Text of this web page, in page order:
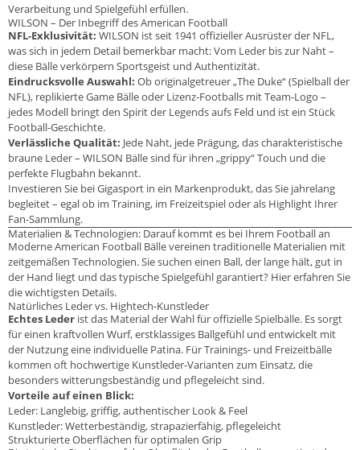
Verarbeitung und Spielgefühl erfüllen.
WILSON – Der Inbegriff des American Football
NFL-Exklusivität: WILSON ist seit 1941 offizieller Ausrüster der NFL,
was sich in jedem Detail bemerkbar macht: Vom Leder bis zur Naht –
diese Bälle verkörpern Sportsgeist und Authentizität.
Eindrucksvolle Auswahl: Ob originalgetreuer „The Duke“ (Spielball der
NFL), replikierte Game Bälle oder Lizenz-Footballs mit Team-Logo –
jedes Modell bringt den Spirit der Legends aufs Feld und ist ein Stück
Football-Geschichte.
Verlässliche Qualität: Jede Naht, jede Prägung, das charakteristische
braune Leder – WILSON Bälle sind für ihren „grippy“ Touch und die
perfekte Flugbahn bekannt.
Investieren Sie bei Gigasport in ein Markenprodukt, das Sie jahrelang
begleitet – egal ob im Training, im Freizeitspiel oder als Highlight Ihrer
Fan-Sammlung.
Materialien & Technologien: Darauf kommt es bei Ihrem Football an
Moderne American Football Bälle vereinen traditionelle Materialien mit
zeitgemäßen Technologien. Sie suchen einen Ball, der lange hält, gut in
der Hand liegt und das typische Spielgefühl garantiert? Hier erfahren Sie
die wichtigsten Details.
Natürliches Leder vs. Hightech-Kunstleder
Echtes Leder ist das Material der Wahl für offizielle Spielbälle. Es sorgt
für einen kraftvollen Wurf, erstklassiges Ballgefühl und entwickelt mit
der Nutzung eine individuelle Patina. Für Trainings- und Freizeitbälle
kommen oft hochwertige Kunstleder-Varianten zum Einsatz, die
besonders witterungsbeständig und pflegeleicht sind.
Vorteile auf einen Blick:
Leder: Langlebig, griffig, authentischer Look & Feel
Kunstleder: Wetterbeständig, strapazierfähig, pflegeleicht
Strukturierte Oberflächen für optimalen Grip